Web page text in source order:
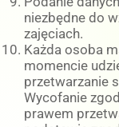
niezbędne do
zajęciach.
Każda osoba
momencie
przetwarzanie
Wycofanie
prawem